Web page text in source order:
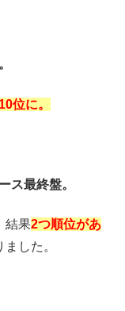
位に。
ス最終盤。
結果2つ順位があ
した。